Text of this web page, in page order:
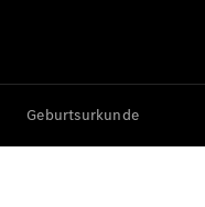
Geburtsurkunde